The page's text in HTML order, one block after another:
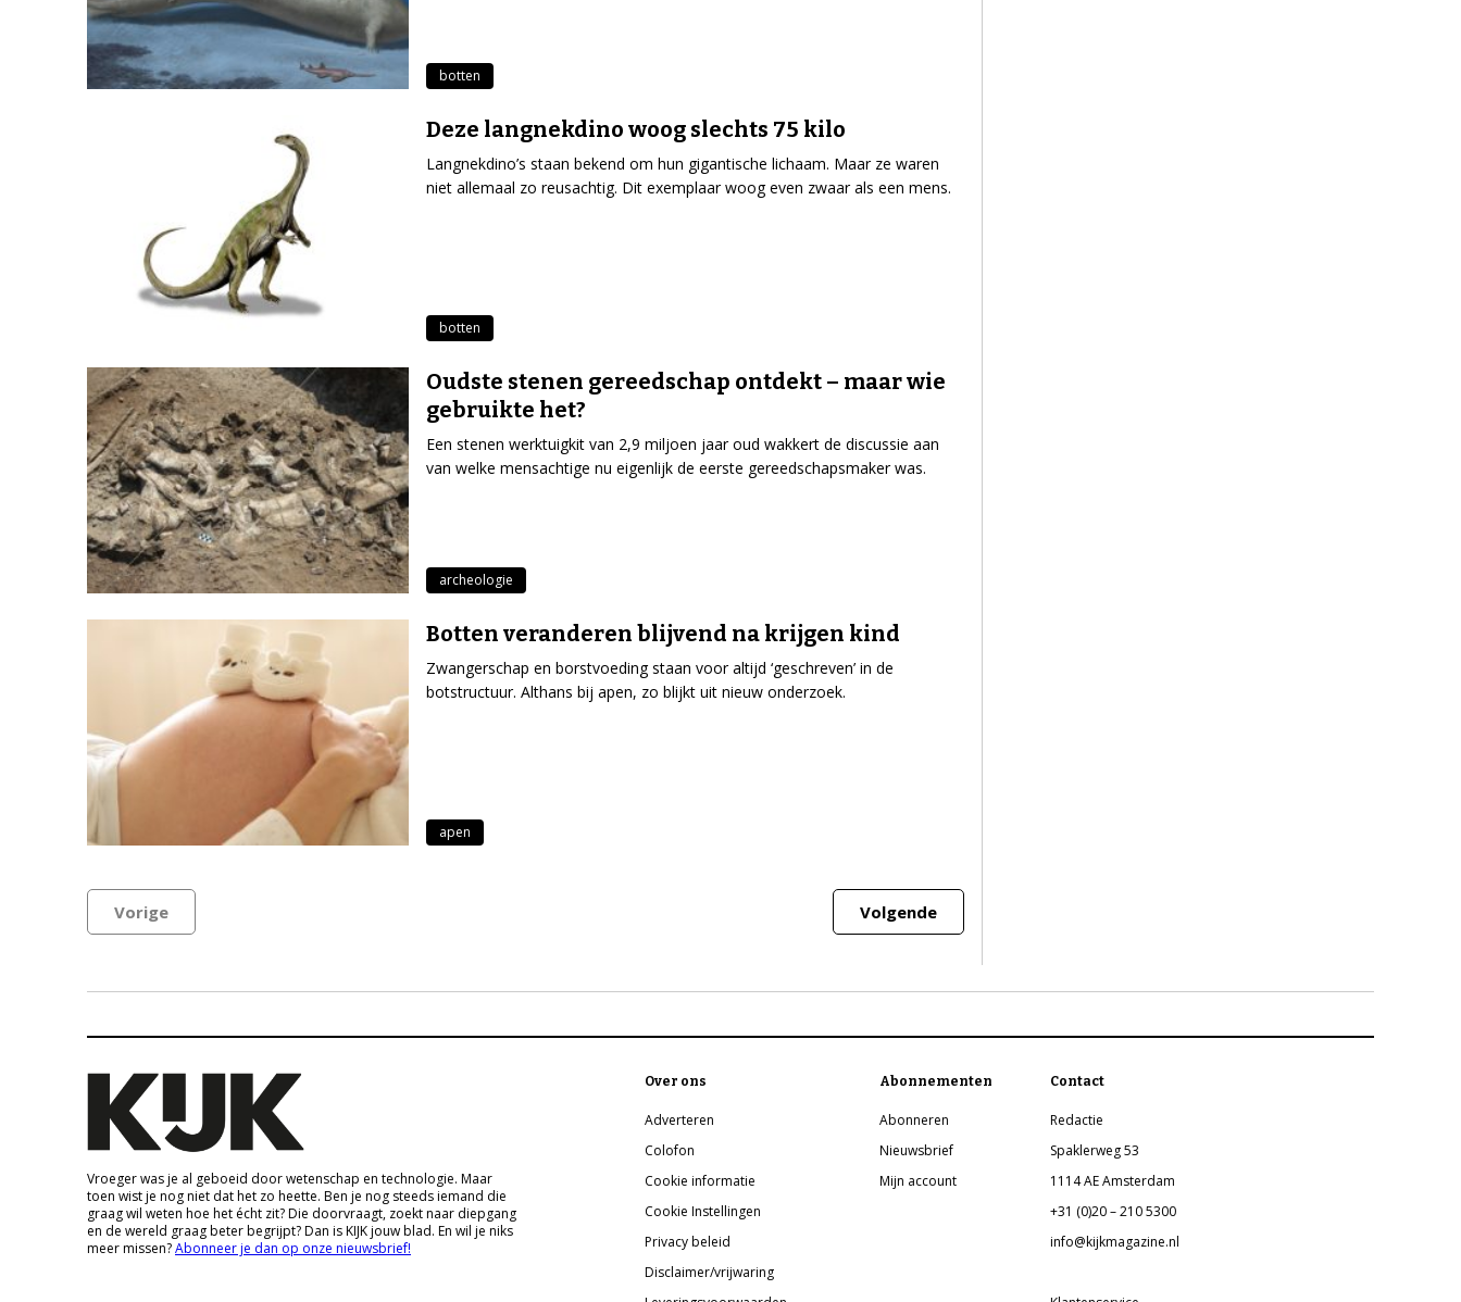
botten
Deze langnekdino woog slechts 75 kilo
Langnekdino’s staan bekend om hun gigantische lichaam. Maar ze waren
niet allemaal zo reusachtig. Dit exemplaar woog even zwaar als een mens.
botten
Oudste stenen gereedschap ontdekt – maar wie
gebruikte het?
Een stenen werktuigkit van 2,9 miljoen jaar oud wakkert de discussie aan
van welke mensachtige nu eigenlijk de eerste gereedschapsmaker was.
archeologie
Botten veranderen blijvend na krijgen kind
Zwangerschap en borstvoeding staan voor altijd ‘geschreven’ in de
botstructuur. Althans bij apen, zo blijkt uit nieuw onderzoek.
apen
Vorige Volgende
Vroeger was je al geboeid door wetenschap en technologie. Maar
toen wist je nog niet dat het zo heette. Ben je nog steeds iemand die
graag wil weten hoe het écht zit? Die doorvraagt, zoekt naar diepgang
en de wereld graag beter begrijpt? Dan is KIJK jouw blad. En wil je niks
meer missen?Abonneer je dan op onze nieuwsbrief!
Over ons
Adverteren
Colofon
Cookie informatie
Cookie Instellingen
Privacy beleid
Disclaimer/vrijwaring
Abonnementen
Abonneren
Nieuwsbrief
Mijn account
Contact
Redactie
Spaklerweg 53
1114 AE Amsterdam
+31 (0)20 – 210 5300
info@kijkmagazine.nl